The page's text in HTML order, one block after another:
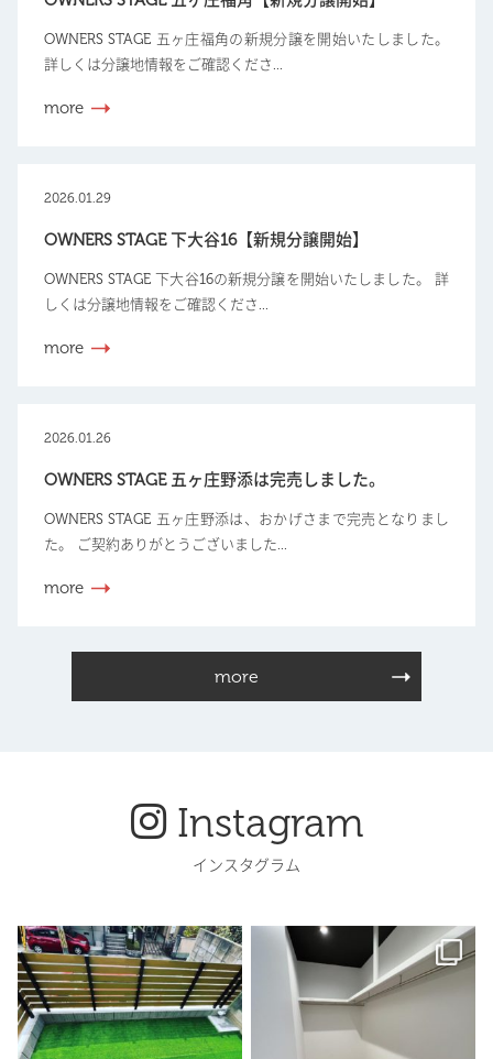
OWNERS STAGE 五ヶ庄福角の新規分譲を開始いたしました。
詳しくは分譲地情報をご確認くださ...
more
2026.01.29
OWNERS STAGE 下大谷16【新規分譲開始】
OWNERS STAGE 下大谷16の新規分譲を開始いたしました。 詳
しくは分譲地情報をご確認くださ...
more
2026.01.26
OWNERS STAGE 五ヶ庄野添は完売しました。
OWNERS STAGE 五ヶ庄野添は、おかげさまで完売となりまし
た。 ご契約ありがとうございました...
more
more
Instagram
インスタグラム